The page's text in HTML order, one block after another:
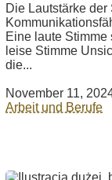
Die Lautstärke
Eine laute
leise Stimme
die...
November 11,
Arbeit und Berufe